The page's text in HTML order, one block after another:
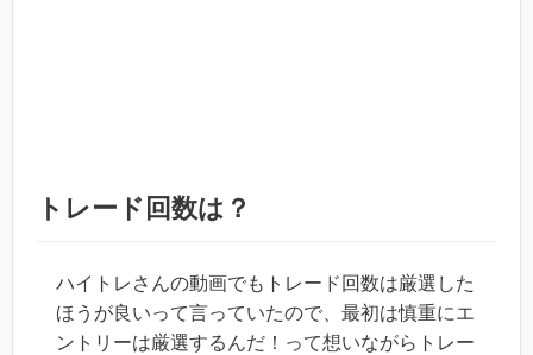
トレード回数は？
ハイトレさんの動画でもトレード回数は厳選した
ほうが良いって言っていたので、最初は慎重にエ
ントリーは厳選するんだ！って想いながらトレー